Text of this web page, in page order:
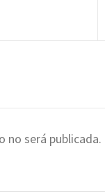
no será publicada.